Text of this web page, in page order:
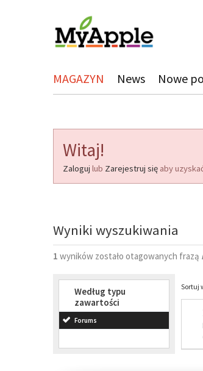
MAGAZYN News Nowe
Witaj!
Zaloguj lub Zarejestruj się aby
Wyniki wyszukiwania
1 wyników zostało otagowanych frazą
Według typu
zawartości
Forums
Sortuj